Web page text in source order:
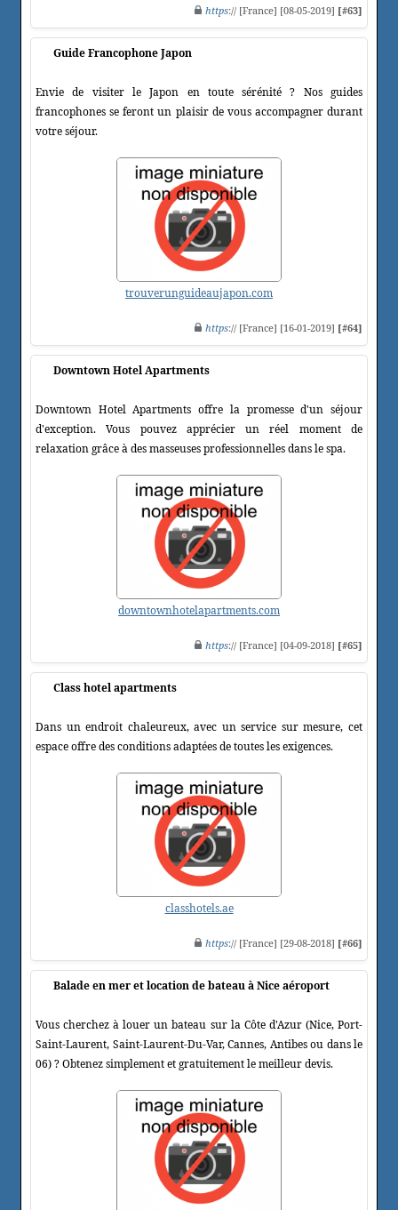
https:// [France] [08-05-2019] [#63]
Guide Francophone Japon
Envie de visiter le Japon en toute sérénité ? Nos guides
francophones se feront un plaisir de vous accompagner durant
votre séjour.
trouverunguideaujapon.com
https:// [France] [16-01-2019] [#64]
Downtown Hotel Apartments
Downtown Hotel Apartments offre la promesse d'un séjour
d'exception. Vous pouvez apprécier un réel moment de
relaxation grâce à des masseuses professionnelles dans le spa.
downtownhotelapartments.com
https:// [France] [04-09-2018] [#65]
Class hotel apartments
Dans un endroit chaleureux, avec un service sur mesure, cet
espace offre des conditions adaptées de toutes les exigences.
classhotels.ae
https:// [France] [29-08-2018] [#66]
Balade en mer et location de bateau à Nice aéroport
Vous cherchez à louer un bateau sur la Côte d'Azur (Nice, Port-
Saint-Laurent, Saint-Laurent-Du-Var, Cannes, Antibes ou dans le
06) ? Obtenez simplement et gratuitement le meilleur devis.